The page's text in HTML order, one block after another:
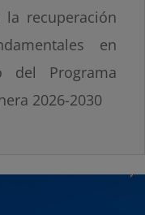
recuperación
en
del Programa
2026-2030